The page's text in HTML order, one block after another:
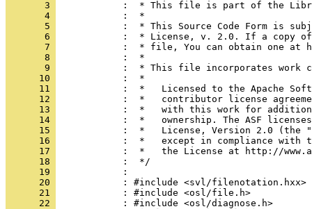
       3
       4
       5
       6
       7
       8
       9
      10
      11
      12
      13
      14
      15
      16
      17
      18
      19
      20
      21
      22